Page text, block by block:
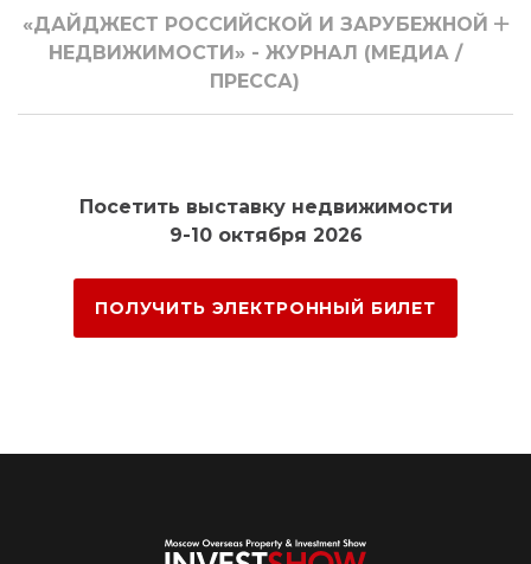
«ДАЙДЖЕСТ РОССИЙСКОЙ И ЗАРУБЕЖНОЙ
НЕДВИЖИМОСТИ» - ЖУРНАЛ (МЕДИА /
ПРЕССА)
Посетить выставку недвижимости
9-10 октября 2026
ПОЛУЧИТЬ ЭЛЕКТРОННЫЙ БИЛЕТ